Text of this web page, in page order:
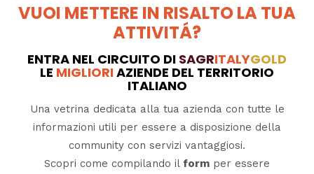
VUOI METTERE IN RISALTO LA TUA
ATTIVITÁ?
ENTRA NEL CIRCUITO DI SAGRITALYGOLD
LE MIGLIORIAZIENDE DEL TERRITORIO
ITALIANO
Una vetrina dedicata alla tua azienda con tutte le
informazioni utili per essere a disposizione della
community con servizi vantaggiosi.
Scopri come compilando il form per essere